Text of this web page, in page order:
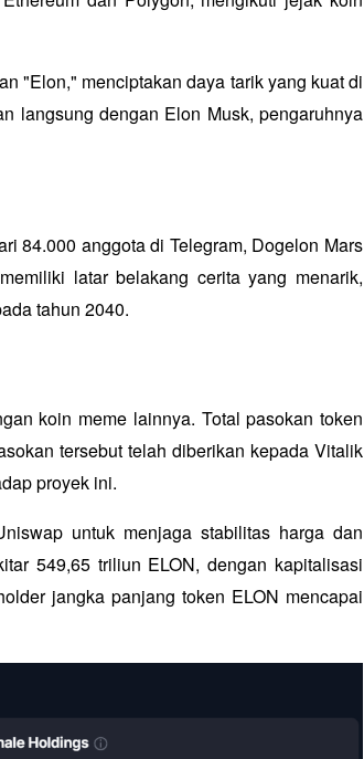
"Elon," menciptakan daya tarik yang kuat di
langsung dengan Elon Musk, pengaruhnya
84.000 anggota di Telegram, Dogelon Mars
latar belakang cerita yang menarik,
tahun 2040.
koin meme lainnya. Total pasokan token
tersebut telah diberikan kepada Vitalik
proyek ini.
untuk menjaga stabilitas harga dan
549,65 triliun ELON, dengan kapitalisasi
jangka panjang token ELON mencapai